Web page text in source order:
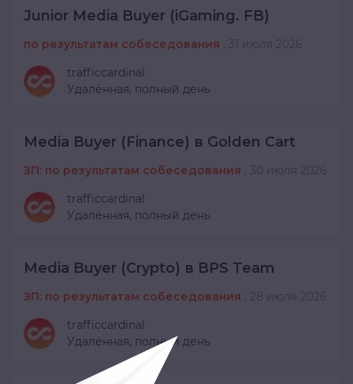
Junior Media Buyer (iGaming. FB)
по результатам собеседования
31 июля 2026
trafficcardinal
Удалённая, полный день
Media Buyer (Finance) в Golden Cart
ЗП: по результатам собеседования
30 июля 2026
trafficcardinal
Удалённая, полный день
Media Buyer (Crypto) в BPS Team
ЗП: по результатам собеседования
28 июля 2026
trafficcardinal
Удалённая, полный день